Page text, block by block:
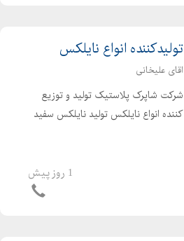
تولیدکننده انواع نایلکس
اقای علیخانی
شرکت شاپرک پلاستیک تولید و توزیع
کننده انواع نایلکس تولید نایلکس سفید
و مناسب برای استفاده در سوپرمارکت،
1 روز پیش